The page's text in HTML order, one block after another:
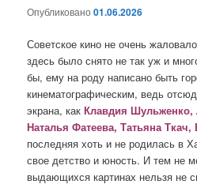
Опубликовано01.06.2026
Советское кино не очень
здесь было снято не так уж и
бы, ему на роду написано быть
кинематографическим, ведь
экрана, какКлавдия
Наталья Фатеева, Татьяна
последняя хоть и не родилась в
свое детство и юность. И тем не
выдающихся картинах нельзя не